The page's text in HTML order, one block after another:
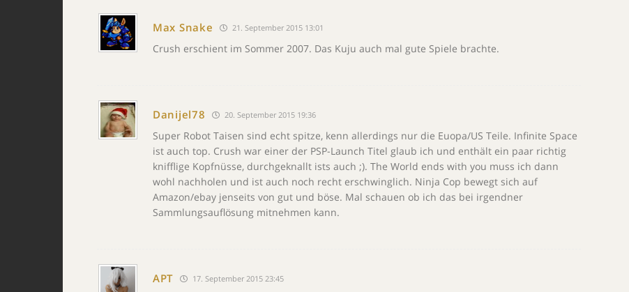
Max Snake 21. September 2015 13:01
Crush erschient im Sommer 2007. Das Kuju auch mal gute Spiele brachte.
Danijel78 20. September 2015 19:36
Super Robot Taisen sind echt spitze, kenn allerdings nur die Euopa/US Teile. Infinite Space
ist auch top. Crush war einer der PSP-Launch Titel glaub ich und enthält ein paar richtig
knifflige Kopfnüsse, durchgeknallt ists auch ;). The World ends with you muss ich dann
wohl nachholen und ist auch noch recht erschwinglich. Ninja Cop bewegt sich auf
Amazon/ebay jenseits von gut und böse. Mal schauen ob ich das bei irgendner
Sammlungsauflösung mitnehmen kann.
APT 17. September 2015 23:45